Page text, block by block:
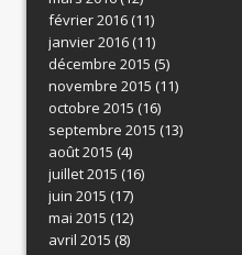
février 2016(11)
janvier 2016(11)
décembre 2015 (5)
novembre 2015 (11)
octobre 2015 (16)
septembre 2015 (13)
août 2015 (4)
juillet 2015 (16)
juin 2015 (17)
mai 2015 (12)
avril 2015 (8)